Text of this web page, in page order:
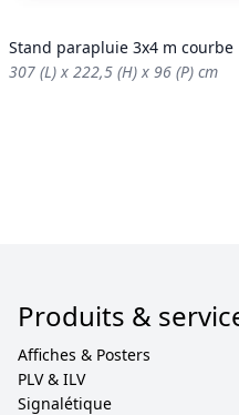
Stand parapluie 3x4 m courbe
307 (L) x 222,5 (H) x 96 (P) cm
Produits &
Affiches & Posters
PLV & ILV
Signalétique